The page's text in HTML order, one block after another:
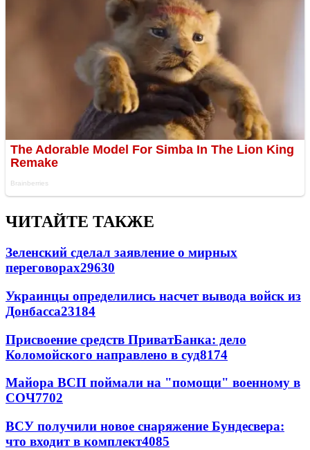
ЧИТАЙТЕ ТАКЖЕ
Зеленский сделал заявление о мирных
переговорах29630
Украинцы определились насчет вывода войск из
Донбасса23184
Присвоение средств ПриватБанка: дело
Коломойского направлено в суд8174
Майора ВСП поймали на "помощи" военному в
СОЧ7702
ВСУ получили новое снаряжение Бундесвера:
что входит в комплект4085